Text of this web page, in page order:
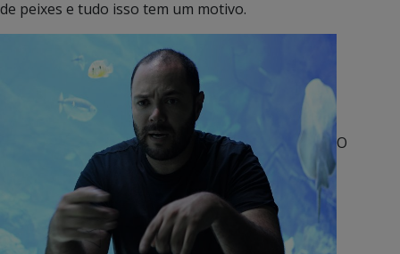
de peixes e tudo isso tem um motivo.
O